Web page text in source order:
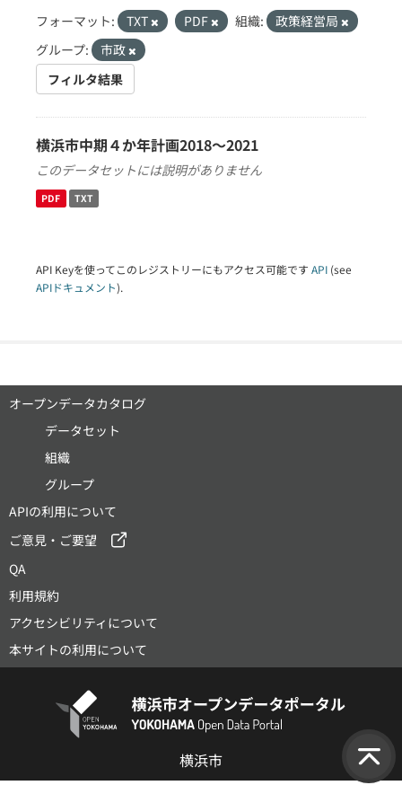
フォーマット: TXT PDF 組織:
政策経営局
グループ:
市政
フィルタ結果
横浜市中期４か年計画2018～2021
このデータセットには説明がありません
PDF TXT
API Keyを使ってこのレジストリーにもアクセス可能です API (see
APIドキュメント).
オープンデータカタログ
データセット
組織
グループ
APIの利用について
ご意見・ご要望
QA
利用規約
アクセシビリティについて
本サイトの利用について
横浜市